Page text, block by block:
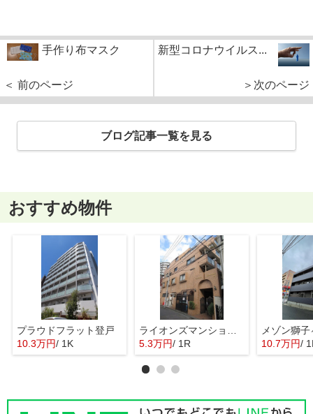
手作り布マスク
＜ 前のページ
新型コロナウイルス...
＞次のページ
ブログ記事一覧を見る
おすすめ物件
プラウドフラット登戸
10.3万円/ 1K
5.3万円/ 1R
メゾン獅子
10.7万円/